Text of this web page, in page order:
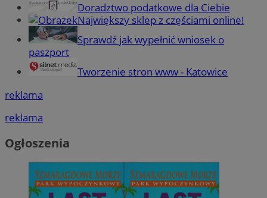
Doradztwo podatkowe dla Ciebie
Największy sklep z częściami online!
Sprawdź jak wypełnić wniosek o
paszport
Tworzenie stron www - Katowice
reklama
reklama
Ogłoszenia